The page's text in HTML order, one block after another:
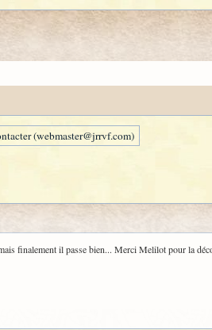
(webmaster@jrrvf.com)
finalement il passe bien... Merci Melilot pour la